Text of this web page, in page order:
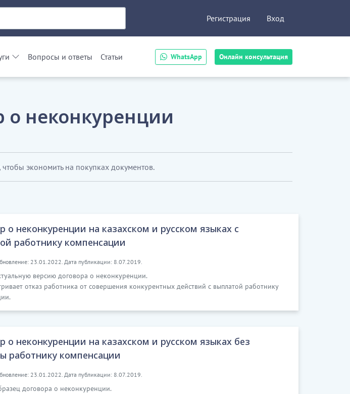
WhatsApp Онлайн консультация
Регистрация Вход
Вопросы и ответы Статьи
о неконкуренции
чтобы экономить на покупках документов.
о неконкуренции на казахском и русском языках с
работнику компенсации
23.01.2022. Дата публикации: 8.07.2019.
версию договора о неконкуренции.
отказ работника от совершения конкурентных действий с выплатой работнику
о неконкуренции на казахском и русском языках без
работнику компенсации
23.01.2022. Дата публикации: 8.07.2019.
договора о неконкуренции.